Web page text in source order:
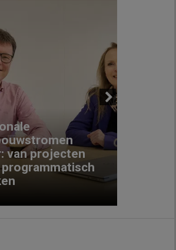
van projecten
programmatisch
Next